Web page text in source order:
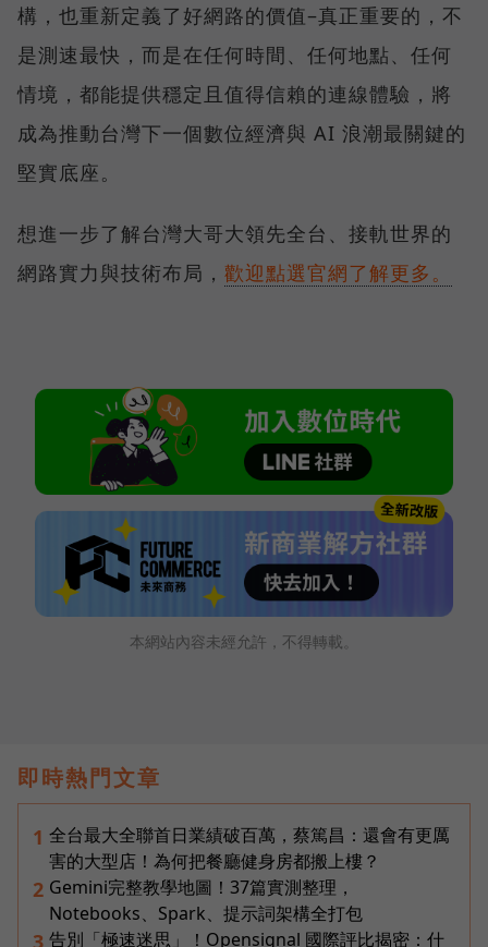
構，也重新定義了好網路的價值–真正重要的，不
是測速最快，而是在任何時間、任何地點、任何
情境，都能提供穩定且值得信賴的連線體驗，將
成為推動台灣下一個數位經濟與 AI 浪潮最關鍵的
堅實底座。
想進一步了解台灣大哥大領先全台、接軌世界的
網路實力與技術布局， 歡迎點選官網了解更多。
本網站內容未經允許，不得轉載。
即時熱門文章
1 全台最大全聯首日業績破百萬，蔡篤昌：還會有更厲
害的大型店！為何把餐廳健身房都搬上樓？
2 Gemini完整教學地圖！37篇實測整理，
Notebooks、Spark、提示詞架構全打包
3 告別「極速迷思」！Opensignal 國際評比揭密：什